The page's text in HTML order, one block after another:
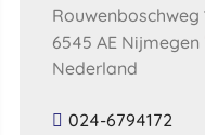
Rouwenboschweg
6545 AE Nijmegen
Nederland
024-6794172